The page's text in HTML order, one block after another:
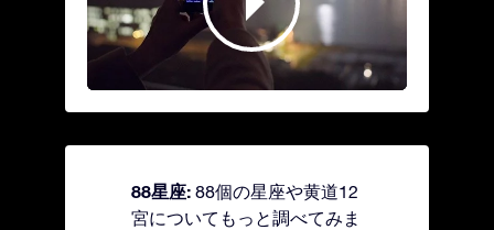
88星座: 88個の星座や黄道12
宮についてもっと調べてみま